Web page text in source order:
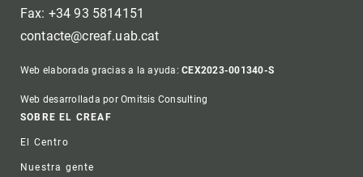
Fax: +34 93 5814151
contacte@creaf.uab.cat
Web elaborada gracias a la ayuda:CEX2023-001340-S
Web desarrollada por Omitsis Consulting
Footer
SOBRE EL CREAF
El Centro
Nuestra gente